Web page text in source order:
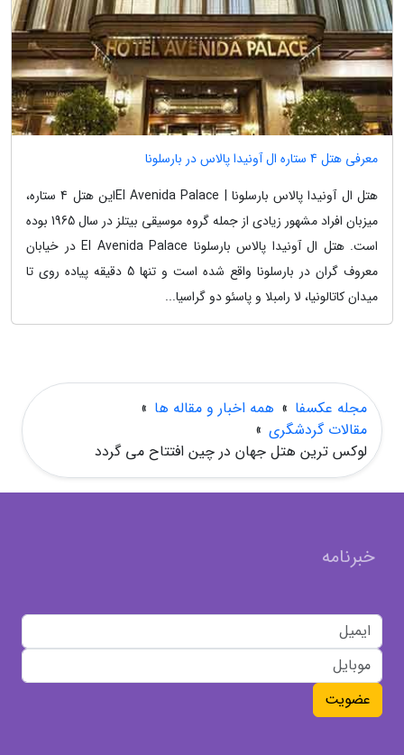
معرفی هتل 4 ستاره ال آونیدا پالاس در بارسلونا
هتل ال آونیدا پالاس بارسلونا | El Avenida Palaceاین هتل 4 ستاره،
میزبان افراد مشهور زیادی از جمله گروه موسیقی بیتلز در سال 1965 بوده
است. هتل ال آونیدا پالاس بارسلونا El Avenida Palace در خیابان
معروف گران در بارسلونا واقع شده است و تنها 5 دقیقه پیاده روی تا
میدان کاتالونیا، لا رامبلا و پاسئو دو گراسیا...
مجله عکسفا » همه اخبار و مقاله ها »
مقالات گردشگری »
لوکس ترین هتل جهان در چین افتتاح می گردد
خبرنامه
عضویت